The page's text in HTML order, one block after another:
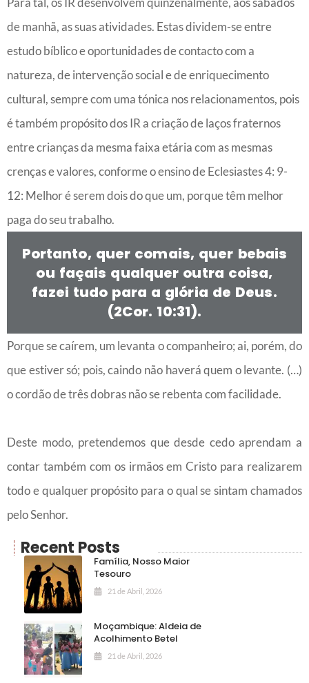
de manhã, as suas atividades. Estas dividem-se entre
estudo bíblico e oportunidades de contacto com a
natureza, de intervenção social e de enriquecimento
cultural, sempre com uma tónica nos relacionamentos, pois
é também propósito dos IR a criação de laços fraternos
entre crianças da mesma faixa etária com as mesmas
crenças e valores, conforme o ensino de Eclesiastes 4: 9-
12: Melhor é serem dois do que um, porque têm melhor
paga do seu trabalho.
Portanto, quer comais, quer bebais
ou façais qualquer outra coisa,
fazei tudo para a glória de Deus.
(2Cor. 10:31).
Porque se caírem, um levanta o companheiro; ai, porém, do
que estiver só; pois, caindo não haverá quem o levante. (…)
o cordão de três dobras não se rebenta com facilidade.
Deste modo, pretendemos que desde cedo aprendam a
contar também com os irmãos em Cristo para realizarem
todo e qualquer propósito para o qual se sintam chamados
pelo Senhor.
Recent Posts
Família, Nosso Maior
Tesouro
21 de Abril, 2026
Moçambique: Aldeia de
Acolhimento Betel
21 de Abril, 2026